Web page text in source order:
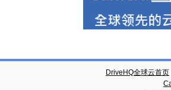
DriveHQ全球云首页